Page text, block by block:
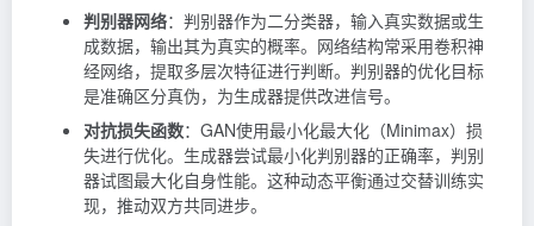
判别器网络：判别器作为二分类器，输入真实数据或生
成数据，输出其为真实的概率。网络结构常采用卷积神
经网络，提取多层次特征进行判断。判别器的优化目标
是准确区分真伪，为生成器提供改进信号。
对抗损失函数：GAN使用最小化最大化（Minimax）损
失进行优化。生成器尝试最小化判别器的正确率，判别
器试图最大化自身性能。这种动态平衡通过交替训练实
现，推动双方共同进步。